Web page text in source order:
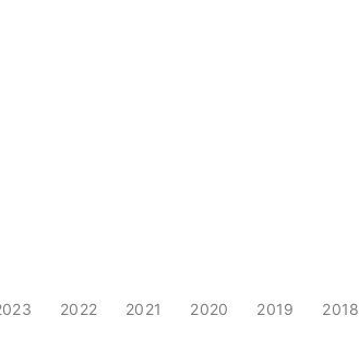
2022 2021 2020 2019 2018